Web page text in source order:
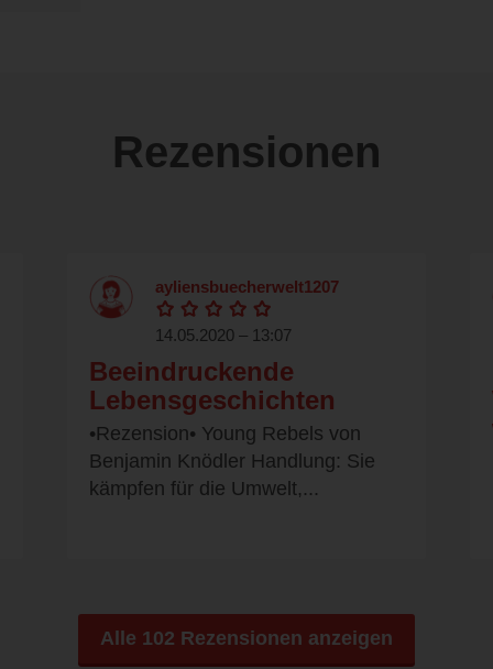
Rezensionen
ayliensbuecherwelt1207
14.05.2020 – 13:07
Beeindruckende
Lebensgeschichten
•Rezension• Young Rebels von
Benjamin Knödler Handlung: Sie
kämpfen für die Umwelt,...
Alle 102 Rezensionen anzeigen